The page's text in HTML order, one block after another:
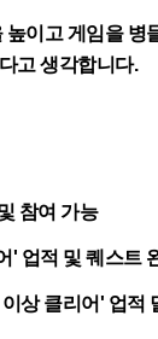
이고 게임을 병
고 생각합니다.
참여 가능
' 업적 및 퀘스트
상 클리어' 업적